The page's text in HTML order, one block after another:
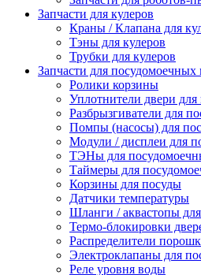
Запчасти для кулеров
Краны / Клапана для
Тэны для кулеров
Трубки для кулеров
Запчасти для
Ролики корзины
Уплотнители двери
Разбрызгиватели для
Помпы (насосы) для
Модули / дисплеи для
ТЭНы для
Таймеры для
Корзины для посуды
Датчики температуры
Шланги / аквастопы
Термо-блокировки
Распределители
Электроклапаны для
Реле уровня воды